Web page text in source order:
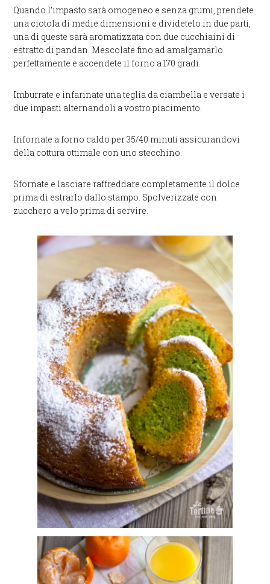
Quando l’impasto sarà omogeneo e senza grumi, prendete
una ciotola di medie dimensioni e dividetelo in due parti,
una di queste sarà aromatizzata con due cucchiaini di
estratto di pandan. Mescolate fino ad amalgamarlo
perfettamente e accendete il forno a 170 gradi.
Imburrate e infarinate una teglia da ciambella e versate i
due impasti alternandoli a vostro piacimento.
Infornate a forno caldo per 35/40 minuti assicurandovi
della cottura ottimale con uno stecchino.
Sfornate e lasciare raffreddare completamente il dolce
prima di estrarlo dallo stampo. Spolverizzate con
zucchero a velo prima di servire.